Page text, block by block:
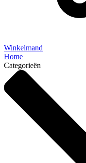
Winkelmand
Home
Categorieën